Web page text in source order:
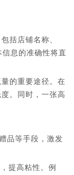
括店铺名称、
息的准确性将直
的重要途径。在
。同时，一张高
品等手段，激发
提高粘性。例